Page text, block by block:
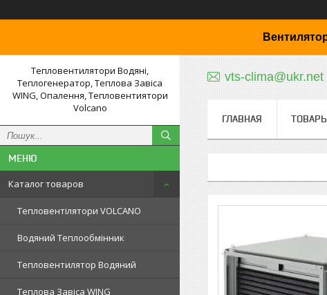
Тепловентилятори Водяні,
Теплогенератор, Теплова Завіса
WING, Опалення, Тепловентиятори
Volcano
Каталог товаров
Тепловентілятори VOLCANO
Водяний Теплообмінник
Тепловентилятор Водяний
Теплова Завіса WING
vts-clima@ukr.net
ГЛАВНАЯ